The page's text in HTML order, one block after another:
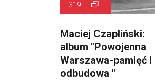
319
Maciej Czapliński:
album "Powojenna
Warszawa-pamięć i
odbudowa "